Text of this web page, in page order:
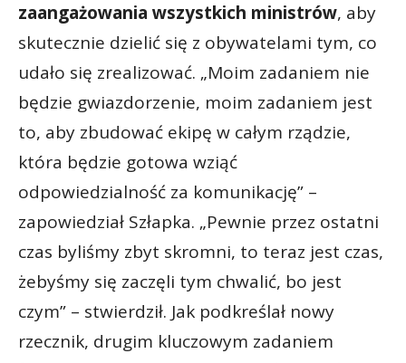
zaangażowania wszystkich ministrów, aby
skutecznie dzielić się z obywatelami tym, co
udało się zrealizować. „Moim zadaniem nie
będzie gwiazdorzenie, moim zadaniem jest
to, aby zbudować ekipę w całym rządzie,
która będzie gotowa wziąć
odpowiedzialność za komunikację” –
zapowiedział Szłapka. „Pewnie przez ostatni
czas byliśmy zbyt skromni, to teraz jest czas,
żebyśmy się zaczęli tym chwalić, bo jest
czym” – stwierdził. Jak podkreślał nowy
rzecznik, drugim kluczowym zadaniem